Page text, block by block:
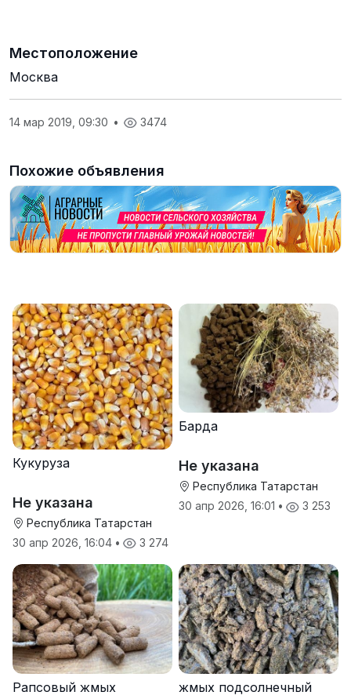
Местоположение
Москва
14 мар 2019, 09:30 • 3474
Похожие объявления
Кукуруза
Не указана
Республика Татарстан
30 апр 2026, 16:04 • 3 274
Барда
Не указана
Республика Татарстан
30 апр 2026, 16:01 • 3 253
Рапсовый жмых жмых подсолнечный